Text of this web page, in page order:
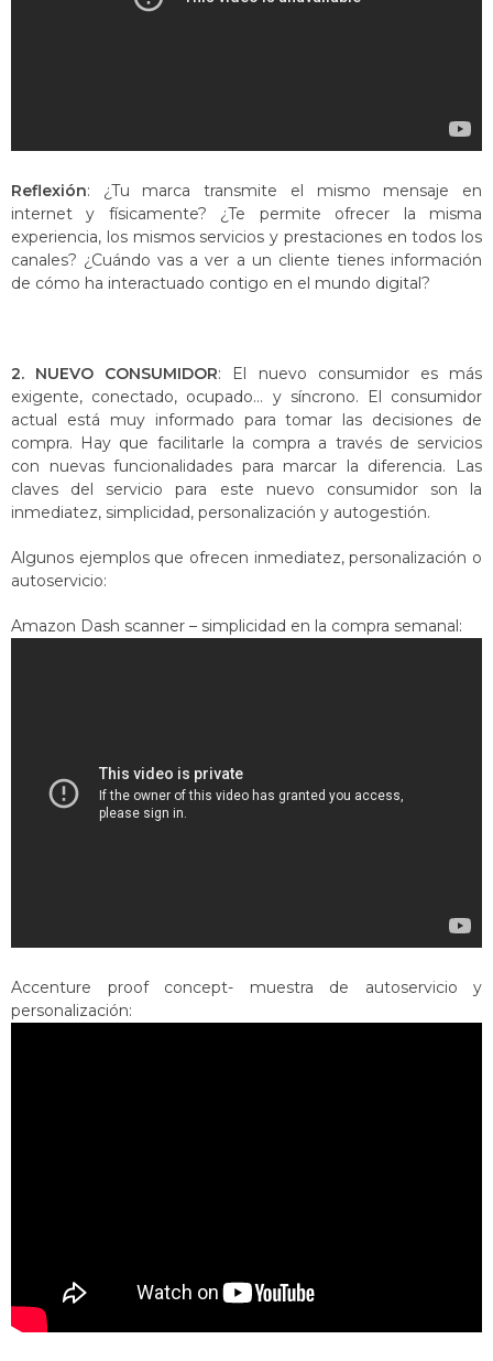
Reflexión: ¿Tu marca transmite el mismo mensaje en
internet y físicamente? ¿Te permite ofrecer la misma
experiencia, los mismos servicios y prestaciones en todos los
canales? ¿Cuándo vas a ver a un cliente tienes información
de cómo ha interactuado contigo en el mundo digital?
2. NUEVO CONSUMIDOR: El nuevo consumidor es más
exigente, conectado, ocupado… y síncrono. El consumidor
actual está muy informado para tomar las decisiones de
compra. Hay que facilitarle la compra a través de servicios
con nuevas funcionalidades para marcar la diferencia. Las
claves del servicio para este nuevo consumidor son la
inmediatez, simplicidad, personalización y autogestión.
Algunos ejemplos que ofrecen inmediatez, personalización o
autoservicio:
Amazon Dash scanner – simplicidad en la compra semanal:
Accenture proof concept- muestra de autoservicio y
personalización: